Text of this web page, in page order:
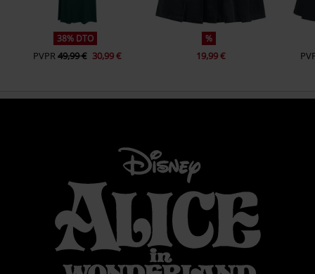
38% DTO
PVPR49,99 € 30,99 €
%
19,99 €